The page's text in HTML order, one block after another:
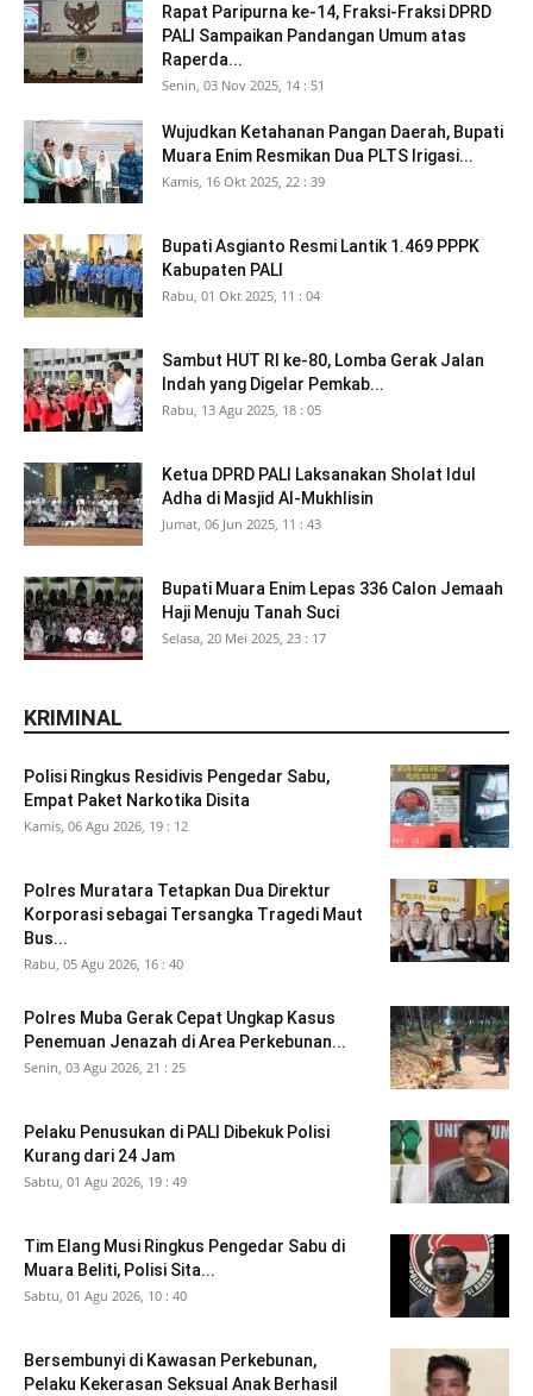
Rapat Paripurna ke-14, Fraksi-Fraksi DPRD
PALI Sampaikan Pandangan Umum atas
Raperda...
Senin, 03 Nov 2025, 14 : 51
Wujudkan Ketahanan Pangan Daerah, Bupati
Muara Enim Resmikan Dua PLTS Irigasi...
Kamis, 16 Okt 2025, 22 : 39
Bupati Asgianto Resmi Lantik 1.469 PPPK
Kabupaten PALI
Rabu, 01 Okt 2025, 11 : 04
Sambut HUT RI ke-80, Lomba Gerak Jalan
Indah yang Digelar Pemkab...
Rabu, 13 Agu 2025, 18 : 05
Ketua DPRD PALI Laksanakan Sholat Idul
Adha di Masjid Al-Mukhlisin
Jumat, 06 Jun 2025, 11 : 43
Bupati Muara Enim Lepas 336 Calon Jemaah
Haji Menuju Tanah Suci
Selasa, 20 Mei 2025, 23 : 17
KRIMINAL
Polisi Ringkus Residivis Pengedar Sabu,
Empat Paket Narkotika Disita
Kamis, 06 Agu 2026, 19 : 12
Polres Muratara Tetapkan Dua Direktur
Korporasi sebagai Tersangka Tragedi Maut
Bus...
Rabu, 05 Agu 2026, 16 : 40
Polres Muba Gerak Cepat Ungkap Kasus
Penemuan Jenazah di Area Perkebunan...
Senin, 03 Agu 2026, 21 : 25
Pelaku Penusukan di PALI Dibekuk Polisi
Kurang dari 24 Jam
Sabtu, 01 Agu 2026, 19 : 49
Tim Elang Musi Ringkus Pengedar Sabu di
Muara Beliti, Polisi Sita...
Sabtu, 01 Agu 2026, 10 : 40
Bersembunyi di Kawasan Perkebunan,
Pelaku Kekerasan Seksual Anak Berhasil